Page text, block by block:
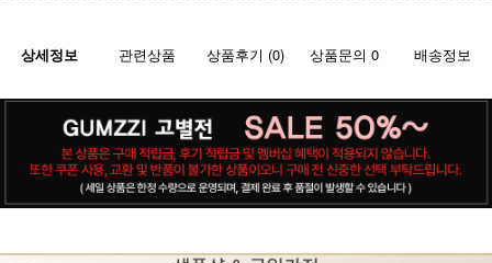
상세정보 관련상품 상품후기 (0) 상품문의 0 배송정보